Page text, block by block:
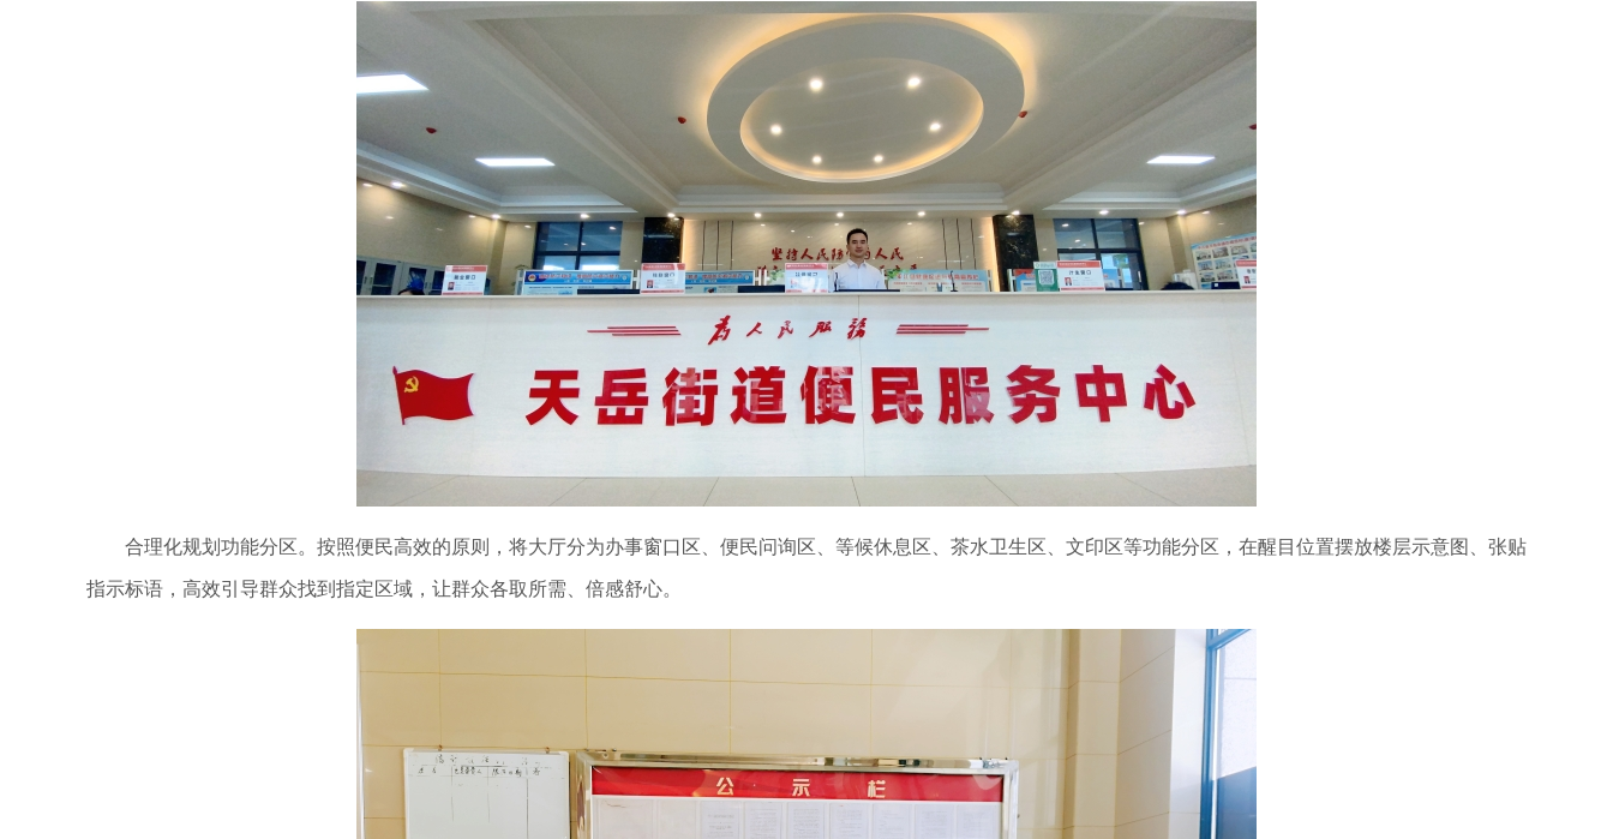
合理化规划功能分区。按照便民高效的原则，将大厅分为办事窗口区、便民问询区、等候休息区、茶水卫生区、文印区等功能分区，在醒目位置摆放楼层示意图、张贴
指示标语，高效引导群众找到指定区域，让群众各取所需、倍感舒心。